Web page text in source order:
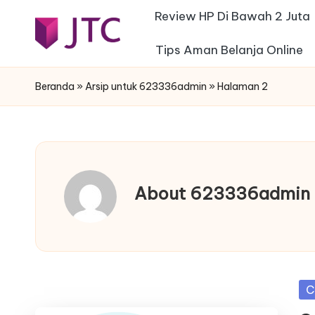
j
t
-
s
Interior
Rumah
Review HP Di Bawah 2 Juta
Tips Aman Belanja Online
Beranda » Arsip untuk 623336admin » Halaman 2
About 623336admin